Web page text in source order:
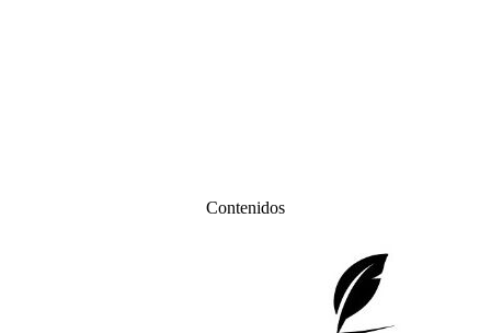
Contenidos